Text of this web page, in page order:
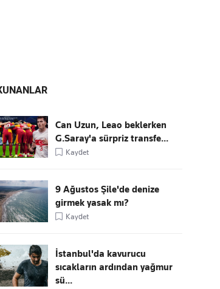
Can Uzun, Leao beklerken
G.Saray'a sürpriz transfe...
Kaydet
9 Ağustos Şile'de denize
girmek yasak mı?
Kaydet
İstanbul'da kavurucu
sıcakların ardından yağmur
sü...